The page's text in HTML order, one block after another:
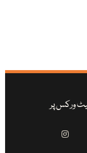
ورکس پر